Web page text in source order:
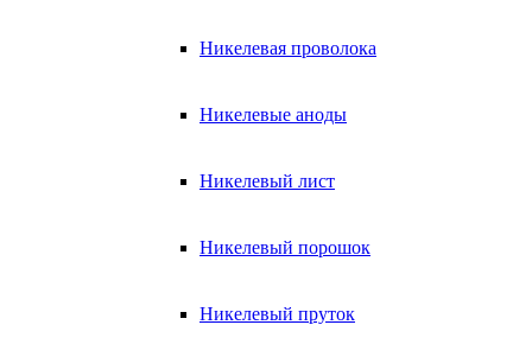
Никелевая проволока
Никелевые аноды
Никелевый лист
Никелевый порошок
Никелевый пруток